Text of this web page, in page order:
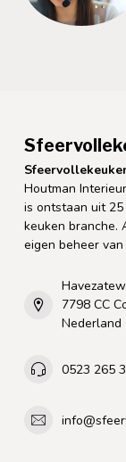
Houtman
is ontstaan uit
keuken branche.
eigen beheer
7798 CC
Nederland
0523 265